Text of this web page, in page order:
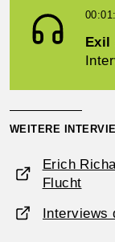
Exil
WEITERE
Erich
Flucht
Interviews